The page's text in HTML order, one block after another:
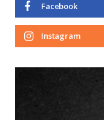
Facebook
Instagram